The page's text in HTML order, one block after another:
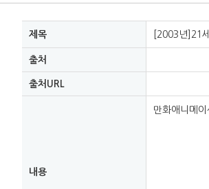
제목 [2003년]21
출처
출처URL
내용
만화애니메